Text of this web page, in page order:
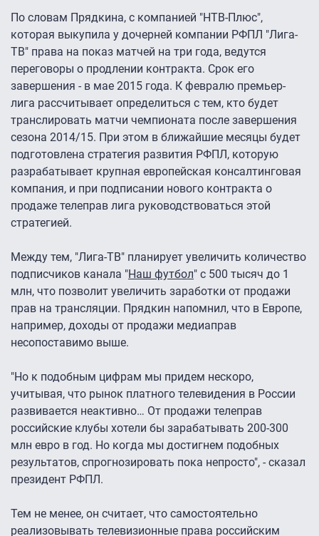
По словам Прядкина, с компанией "НТВ-Плюс",
которая выкупила у дочерней компании РФПЛ "Лига-
ТВ" права на показ матчей на три года, ведутся
переговоры о продлении контракта. Срок его
завершения - в мае 2015 года. К февралю премьер-
лига рассчитывает определиться с тем, кто будет
транслировать матчи чемпионата после завершения
сезона 2014/15. При этом в ближайшие месяцы будет
подготовлена стратегия развития РФПЛ, которую
разрабатывает крупная европейская консалтинговая
компания, и при подписании нового контракта о
продаже телеправ лига руководствоваться этой
стратегией.
Между тем, "Лига-ТВ" планирует увеличить количество
подписчиков канала "Наш футбол" с 500 тысяч до 1
млн, что позволит увеличить заработки от продажи
прав на трансляции. Прядкин напомнил, что в Европе,
например, доходы от продажи медиаправ
несопоставимо выше.
"Но к подобным цифрам мы придем нескоро,
учитывая, что рынок платного телевидения в России
развивается неактивно… От продажи телеправ
российские клубы хотели бы зарабатывать 200-300
млн евро в год. Но когда мы достигнем подобных
результатов, спрогнозировать пока непросто", - сказал
президент РФПЛ.
Тем не менее, он считает, что самостоятельно
реализовывать телевизионные права российским